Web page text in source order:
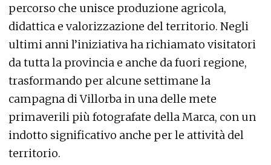
percorso che unisce produzione agricola,
didattica e valorizzazione del territorio. Negli
ultimi anni l’iniziativa ha richiamato visitatori
da tutta la provincia e anche da fuori regione,
trasformando per alcune settimane la
campagna di Villorba in una delle mete
primaverili più fotografate della Marca, con un
indotto significativo anche per le attività del
territorio.